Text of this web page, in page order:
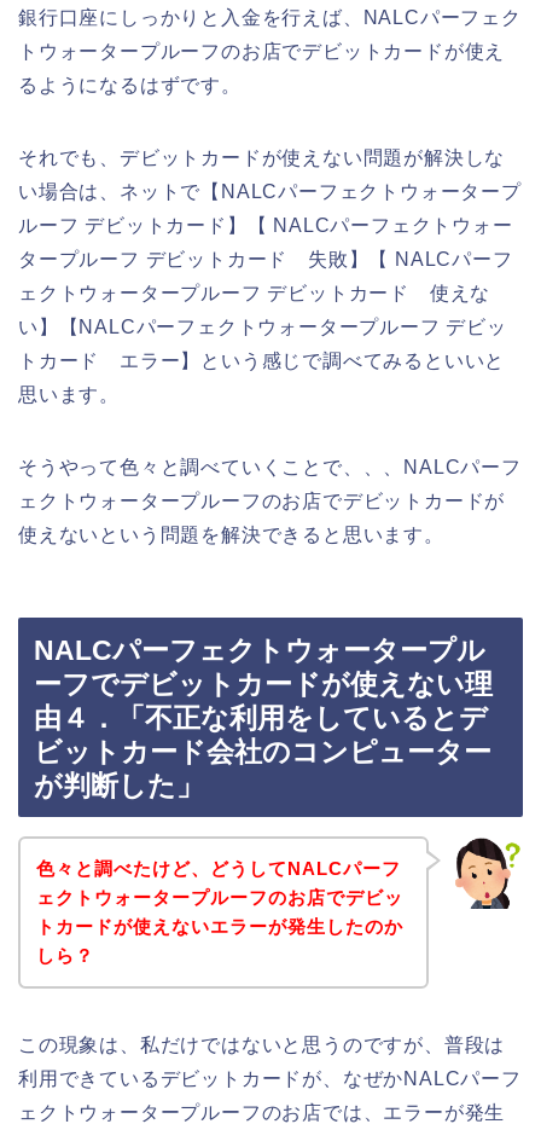
銀行口座にしっかりと入金を行えば、NALCパーフェク
トウォータープルーフのお店でデビットカードが使え
るようになるはずです。
それでも、デビットカードが使えない問題が解決しな
い場合は、ネットで【NALCパーフェクトウォータープ
ルーフ デビットカード】【 NALCパーフェクトウォー
タープルーフ デビットカード 失敗】【 NALCパーフ
ェクトウォータープルーフ デビットカード 使えな
い】【NALCパーフェクトウォータープルーフ デビッ
トカード エラー】という感じで調べてみるといいと
思います。
そうやって色々と調べていくことで、、、NALCパーフ
ェクトウォータープルーフのお店でデビットカードが
使えないという問題を解決できると思います。
NALCパーフェクトウォータープル
ーフでデビットカードが使えない理
由４．「不正な利用をしているとデ
ビットカード会社のコンピューター
が判断した」
色々と調べたけど、どうしてNALCパーフ
ェクトウォータープルーフのお店でデビッ
トカードが使えないエラーが発生したのか
しら？
この現象は、私だけではないと思うのですが、普段は
利用できているデビットカードが、なぜかNALCパーフ
ェクトウォータープルーフのお店では、エラーが発生